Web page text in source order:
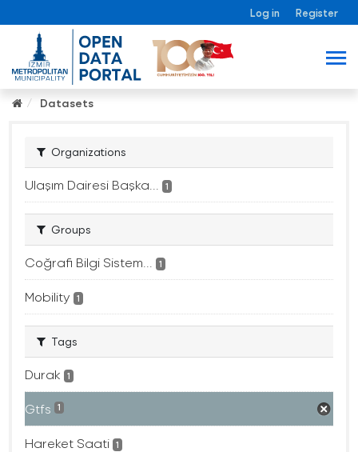
Log in Register
Datasets
Organizations
Ulaşım Dairesi Başka... 1
Groups
Coğrafi Bilgi Sistem... 1
Mobility 1
Tags
Durak 1
Gtfs 1
Hareket Saati 1